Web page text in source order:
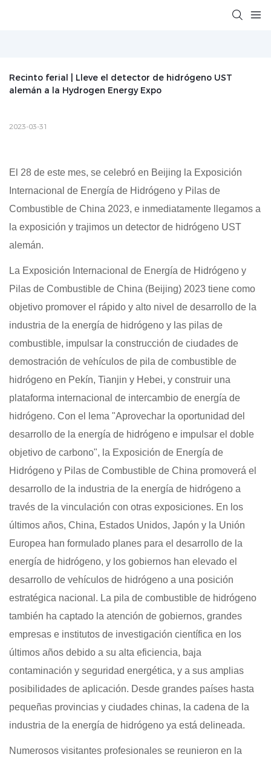
Recinto ferial | Lleve el detector de hidrógeno UST
alemán a la Hydrogen Energy Expo
2023-03-31
El 28 de este mes, se celebró en Beijing la Exposición
Internacional de Energía de Hidrógeno y Pilas de
Combustible de China 2023, e inmediatamente llegamos a
la exposición y trajimos un detector de hidrógeno UST
alemán.
La Exposición Internacional de Energía de Hidrógeno y
Pilas de Combustible de China (Beijing) 2023 tiene como
objetivo promover el rápido y alto nivel de desarrollo de la
industria de la energía de hidrógeno y las pilas de
combustible, impulsar la construcción de ciudades de
demostración de vehículos de pila de combustible de
hidrógeno en Pekín, Tianjin y Hebei, y construir una
plataforma internacional de intercambio de energía de
hidrógeno. Con el lema "Aprovechar la oportunidad del
desarrollo de la energía de hidrógeno e impulsar el doble
objetivo de carbono", la Exposición de Energía de
Hidrógeno y Pilas de Combustible de China promoverá el
desarrollo de la industria de la energía de hidrógeno a
través de la vinculación con otras exposiciones. En los
últimos años, China, Estados Unidos, Japón y la Unión
Europea han formulado planes para el desarrollo de la
energía de hidrógeno, y los gobiernos han elevado el
desarrollo de vehículos de hidrógeno a una posición
estratégica nacional. La pila de combustible de hidrógeno
también ha captado la atención de gobiernos, grandes
empresas e institutos de investigación científica en los
últimos años debido a su alta eficiencia, baja
contaminación y seguridad energética, y a sus amplias
posibilidades de aplicación. Desde grandes países hasta
pequeñas provincias y ciudades chinas, la cadena de la
industria de la energía de hidrógeno ya está delineada.
Numerosos visitantes profesionales se reunieron en la